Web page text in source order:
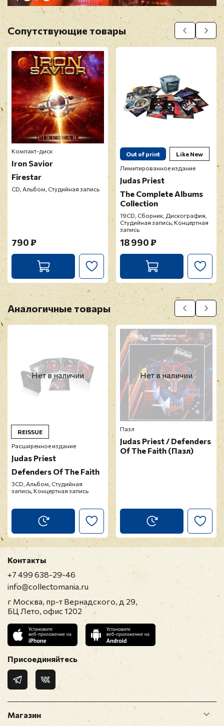
Прикрепить фото
Оставить отзыв
Перед публикацией отзывы проходят
модерацию
Сопутствующие товары
Компакт-диск
Iron Savior
Firestar
CD, Альбом, Студийная запись
790 ₽
Out of print
Like New
Лимитированное издание
Judas Priest
The Complete Albums
Collection
19CD, Сборник, Дискография,
Студийная запись, Концертная
запись
18 990 ₽
Аналогичные товары
Нет в наличии
REISSUE
Расширенное издание
Judas Priest
Defenders Of The Faith
3CD, Альбом, Студийная
запись, Концертная запись
Нет в наличии
Пазл
Judas Priest / Defenders
Of The Faith (Пазл)
Магазин
Контакты
+7 499 638-29-46
info@collectomania.ru
г Москва, пр-т Вернадского, д 29,
БЦ Лето, офис 1202
Присоединяйтесь